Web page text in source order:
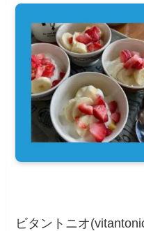
ビタントニオ